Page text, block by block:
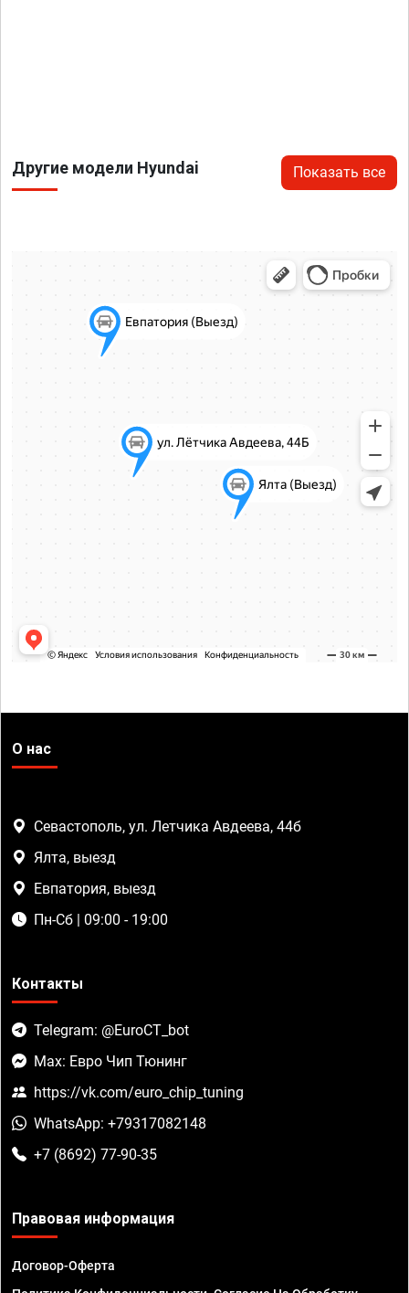
Другие модели Hyundai Показать все
О нас
Севастополь, ул. Летчика Авдеева, 44б
Ялта, выезд
Евпатория, выезд
Пн-Сб | 09:00 - 19:00
Контакты
Telegram: @EuroCT_bot
Max: Евро Чип Тюнинг
https://vk.com/euro_chip_tuning
WhatsApp: +79317082148
+7 (8692) 77-90-35
Правовая информация
Договор-Оферта